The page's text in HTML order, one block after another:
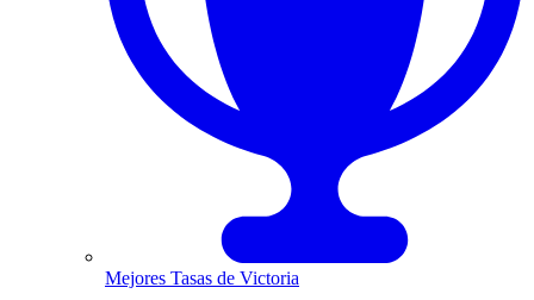
Mejores Tasas de Victoria